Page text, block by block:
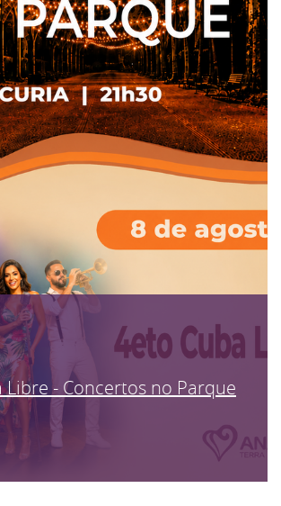
Libre - Concertos no Parque